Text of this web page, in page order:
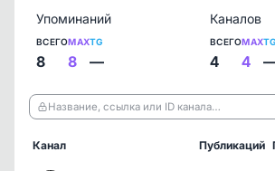
Упоминаний
ВСЕГО
8
MAX
8
TG
—
Каналов
ВСЕГО
4
MAX
4
TG
Название, ссылка или ID канала…
Канал Публикаций